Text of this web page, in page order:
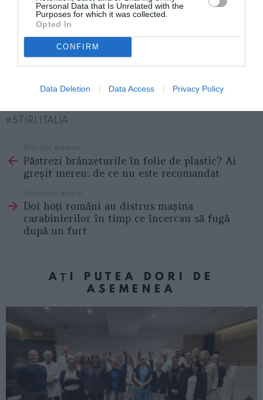
Personal Data that Is Unrelated with the
Purposes for which it was collected.
Opted In
CONFIRM
Data Deletion Data Access Privacy Policy
În timpul ultimei audieri, acuzarea a cerut o pedeapsă
de 15 ani de închisoare pentru inculpat, care a fost
redusă ulterior la 12 ani după întâlnirea în camera de
Marian Codîrleanu este gata să facă apel la sentință.
STIRI ITALIA
more
Articolul anterior
Păstrezi brânzeturile în folie de plastic? Ai
greșit mereu: de ce nu este recomandat
Următorul articol
Doi hoți români au distrus mașina
carabinierilor în timp ce încercau să fugă
după un furt
AȚI PUTEA DORI DE
ASEMENEA